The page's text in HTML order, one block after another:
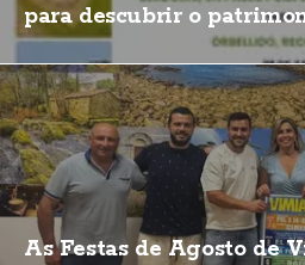
para descubrir o
As Festas de Agosto de